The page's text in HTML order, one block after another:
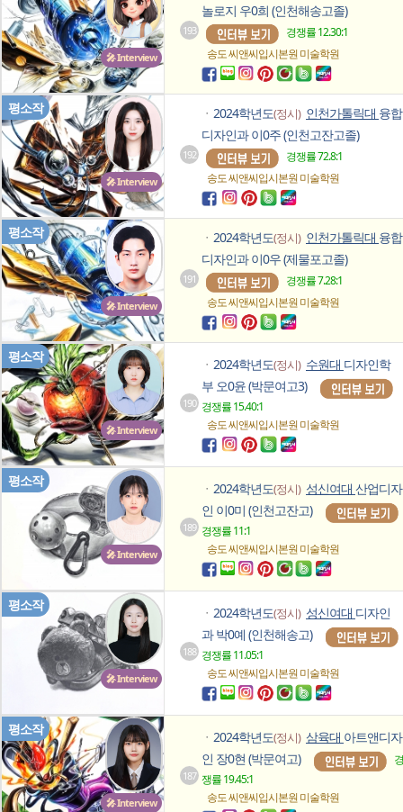
🎤 Interview
193
놀로지 우0희 (인천해송고졸)
경쟁률 12.30:1
송도 씨앤씨입시본원미술학원
🎤 Interview
평소작
192
ㆍ 2024학년도(정시) 인천가톨릭대 융합
디자인과 이0주 (인천고잔고졸)
경쟁률 72.8:1
송도 씨앤씨입시본원미술학원
🎤 Interview
평소작
191
ㆍ 2024학년도(정시) 인천가톨릭대 융합
디자인과 이0우 (제물포고졸)
경쟁률 7.28:1
송도 씨앤씨입시본원미술학원
🎤 Interview
평소작
190
ㆍ 2024학년도(정시) 수원대 디자인학
부 오0윤 (박문여고3)
경쟁률 15.40:1
송도 씨앤씨입시본원미술학원
🎤 Interview
평소작
189
ㆍ 2024학년도(정시) 성신여대 산업디자
인 이0미 (인천고잔고)
경쟁률 11:1
송도 씨앤씨입시본원미술학원
🎤 Interview
평소작
188
ㆍ 2024학년도(정시) 성신여대 디자인
과 박0예 (인천해송고)
경쟁률 11.05:1
송도 씨앤씨입시본원미술학원
🎤 Interview
평소작
187
ㆍ 2024학년도(정시) 삼육대 아트앤디자
인 장0현 (박문여고)
경
쟁률 19.45:1
송도 씨앤씨입시본원미술학원